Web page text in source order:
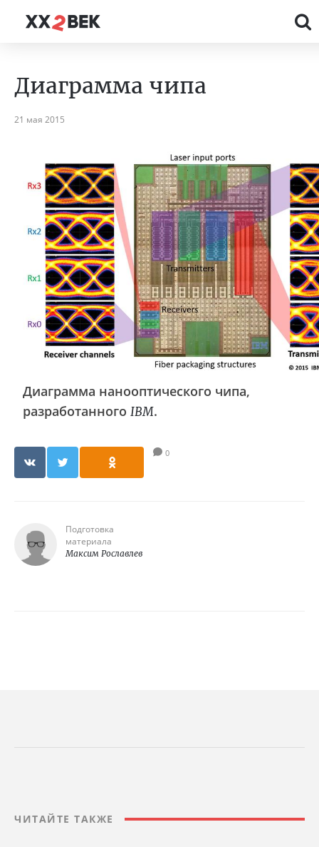
Диаграмма чипа
21 мая 2015
Диаграмма нанооптического чипа,
разработанного IBM.
0
Подготовка
материала
Максим Рославлев
ЧИТАЙТЕ ТАКЖЕ